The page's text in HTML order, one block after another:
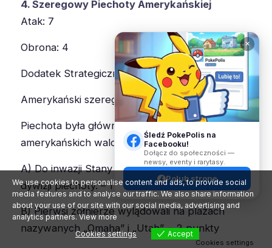
4. Szeregowy Piechoty Amerykańskiej
Atak: 7
Obrona: 4
Dodatek Strategiczny: +0
Amerykański szeregowiec piechoty
Piechota była głównym rodzajem wojsk
amerykańskich walczących w Normandii.
A) Do inwazji Stany Zjednoczone wystawiły 14
dywizji piechoty. – 1 punkt
B) Pierwsi żołnierze wylądowali na plażach
nazywanych „Omaha” i „Utah”. – 2 punkty
✕
Śledź PokePolis na
Facebooku!
Dołącz do społeczności —
newsy, eventy i rarytasy.
Polub stronę
We use cookies to personalise content and ads, to provide social
media features and to analyse our traffic. We also share information
about your use of our site with our social media, advertising and
analytics partners.View more
Cookies settings
Accept
Cookies settings